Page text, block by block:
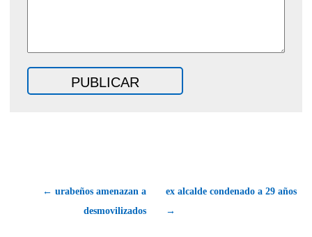
← urabeños amenazan a
desmovilizados
ex alcalde condenado a 29 años
→